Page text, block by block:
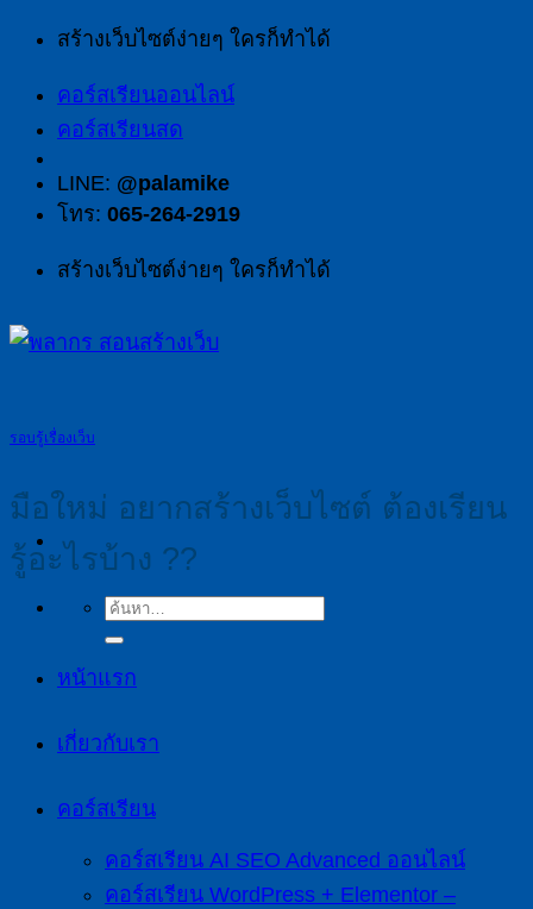
สร้างเว็บไซต์ง่ายๆ ใครก็ทำได้
คอร์สเรียนออนไลน์
คอร์สเรียนสด
LINE: @palamike
โทร: 065-264-2919
สร้างเว็บไซต์ง่ายๆ ใครก็ทำได้
หน้าแรก
เกี่ยวกับเรา
คอร์สเรียน
คอร์สเรียน AI SEO Advanced ออนไลน์
คอร์สเรียน WordPress + Elementor –
รอบรู้เรื่องเว็บ
มือใหม่ อยากสร้างเว็บไซต์ ต้องเรียน
รู้อะไรบ้าง ??